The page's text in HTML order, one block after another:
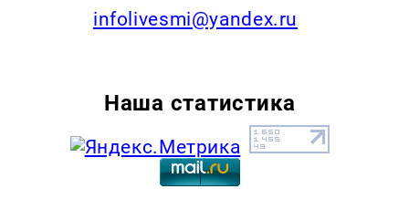
infolivesmi@yandex.ru
Наша статистика